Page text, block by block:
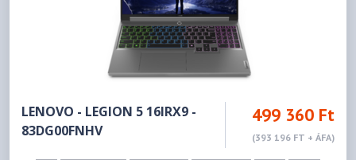
LENOVO - LEGION 5 16IRX9 -
83DG00FNHV
499 360 Ft
(393 196 FT + ÁFA)